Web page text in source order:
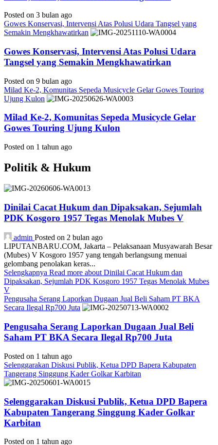
Posted on 3 bulan ago
Gowes Konservasi, Intervensi Atas Polusi Udara Tangsel yang
Semakin Mengkhawatirkan
Gowes Konservasi, Intervensi Atas Polusi Udara
Tangsel yang Semakin Mengkhawatirkan
Posted on 9 bulan ago
Milad Ke-2, Komunitas Sepeda Musicycle Gelar Gowes Touring
Ujung Kulon
Milad Ke-2, Komunitas Sepeda Musicycle Gelar
Gowes Touring Ujung Kulon
Posted on 1 tahun ago
Politik & Hukum
Dinilai Cacat Hukum dan Dipaksakan, Sejumlah
PDK Kosgoro 1957 Tegas Menolak Mubes V
admin Posted on 2 bulan ago
LIPUTANBARU.COM, Jakarta – Pelaksanaan Musyawarah Besar
(Mubes) V Kosgoro 1957 yang tengah berlangsung menuai
gelombang penolakan keras...
Selengkapnya Read more about Dinilai Cacat Hukum dan
Dipaksakan, Sejumlah PDK Kosgoro 1957 Tegas Menolak Mubes
V
Pengusaha Serang Laporkan Dugaan Jual Beli Saham PT BKA
Secara Ilegal Rp700 Juta
Pengusaha Serang Laporkan Dugaan Jual Beli
Saham PT BKA Secara Ilegal Rp700 Juta
Posted on 1 tahun ago
Selenggarakan Diskusi Publik, Ketua DPD Bapera Kabupaten
Tangerang Singgung Kader Golkar Karbitan
Selenggarakan Diskusi Publik, Ketua DPD Bapera
Kabupaten Tangerang Singgung Kader Golkar
Karbitan
Posted on 1 tahun ago